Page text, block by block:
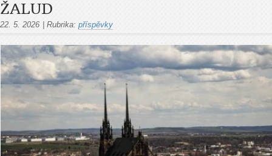
ŽALUD
22. 5. 2026 Rubrika: příspěvky